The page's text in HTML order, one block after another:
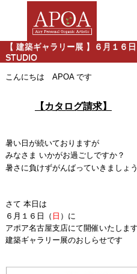
【 建築ギャラリー展 】６月１６
STUDIO
こんにちは APOA です
【カタログ請求】
暑い日が続いておりますが
みなさま いかがお過ごしですか？
暑さに負けずがんばっていきましょう
さて 本日は
６月１６日（ 日 ）に
アポア名古屋支店にて開催いたします
建築ギャラリー展のおしらせです